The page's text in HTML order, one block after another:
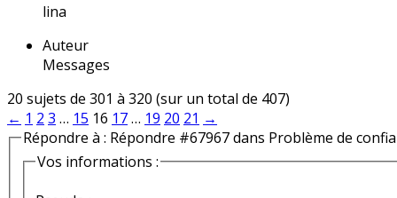
lina
Auteur
Messages
20 sujets de 301 à 320 (sur un total de 407)
← 1 2 3 … 15 16 17… 19 20 21 →
Répondre à : Répondre #67967 dans Problème de
Vos informations :